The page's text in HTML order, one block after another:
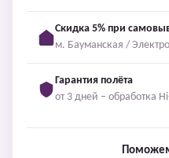
Скидка 5% при
м. Бауманская /
Гарантия полёта
от 3 дней – обработка